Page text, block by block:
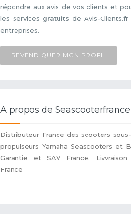
répondre aux avis de vos clients et
les services gratuits de Avis-
entreprises.
REVENDIQUER MON PROFIL
A propos de Seascooterfrance
Distributeur France des scooters
propulseurs Yamaha Seascooters et
Garantie et SAV France. Livvraison
France